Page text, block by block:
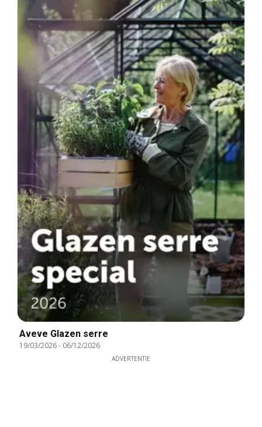
Aveve Glazen serre
19/03/2026- 06/12/2026
ADVERTENTIE